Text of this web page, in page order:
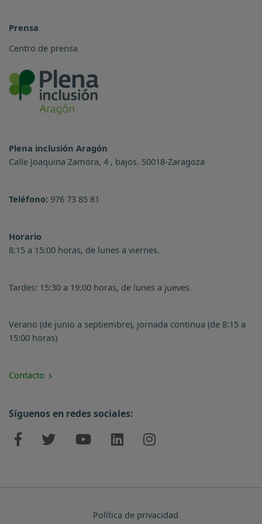
Prensa
Centro de prensa
Plena inclusión Aragón
Calle Joaquina Zamora, 4 , bajos. 50018-Zaragoza
Teléfono: 976 73 85 81
Horario
8:15 a 15:00 horas, de lunes a viernes.
Tardes: 15:30 a 19:00 horas, de lunes a jueves.
Verano (de junio a septiembre), jornada continua (de 8:15 a
15:00 horas)
Contacto
Síguenos en redes sociales:
Política de privacidad